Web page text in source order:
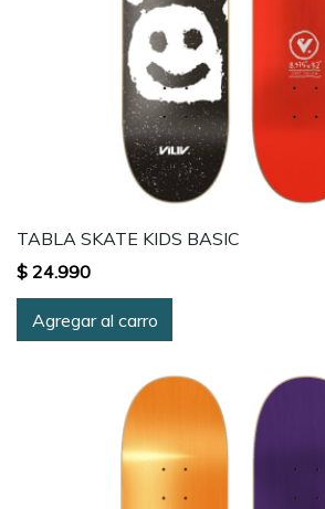
TABLA SKATE KIDS BASIC
$ 24.990
Agregar al carro